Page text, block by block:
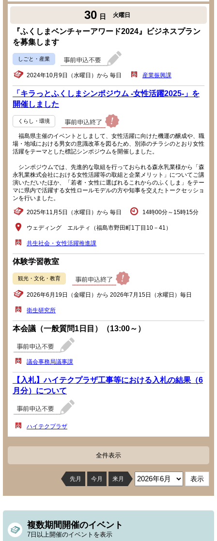
30 日 火曜日
『ふくしまベンチャーアワード2024』ビジネスプラン
を募集します
しごと・産業
2024年10月9日（水曜日）から 毎日 産業振興課
「キラっとふくしまシンポジウム -女性活躍2025-」を
開催しました
くらし・環境
福島県主催のイベントとしまして、女性活躍に向けた機運の醸成や、職
場・地域における男女の意識改革を図るため、別添のチラシのとおり女性
活躍をテーマとした標記シンポジウムを開催しました。
シンポジウムでは、先進的な取組を行っておられる森永乳業様から「森
永乳業株式会社における女性活躍等の取組と企業メリット」についてご講
演いただいたほか、「若者・女性に選ばれるこれからのふくしま」をテー
マに県内で活躍する女性ロールモデルの方や知事を交えたトークセッショ
ンを行いました。
2025年11月5日（水曜日）から 毎日 14時00分～15時15分
ウェディング エルティ（福島市野田町1丁目10－41）
共生社会・女性活躍推進課
体験学習教室
観光・文化・教育
2026年6月19日（金曜日）から 2026年7月15日（水曜日）毎日
衛生研究所
本会議（一般質問1日目）（13:00～）
議会事務局議事課
【入札】ハイテクプラザ工事等における入札の結果（6
月分）について
ハイテクプラザ
全件表示
先月 今月 来月
複数期間開催のイベント
7日以上開催のイベントを表示